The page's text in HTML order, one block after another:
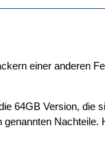
einer anderen
64GB Version, die
Nachteile.